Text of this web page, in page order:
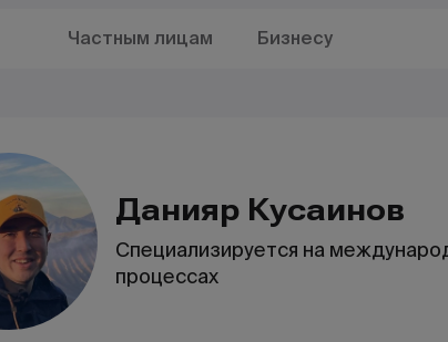
Частным лицам Бизнесу
Данияр Кусаинов
Cпециализируется на
процессах